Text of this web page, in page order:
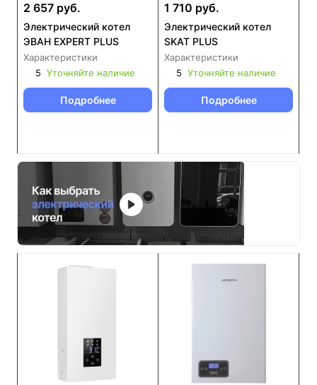
2 657 руб.
Электрический котел
ЭВАН EXPERT PLUS
Характеристики
5 Уточняйте наличие
Подробнее
1 710 руб.
Электрический котел
SKAT PLUS
Характеристики
5 Уточняйте наличие
Подробнее